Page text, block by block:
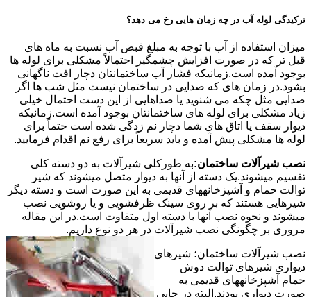
ترکیدگی لوله آب در چه زمان هایی رخ می دهد؟
میزان استفاده از آب با توجه به مبلغ قبض آب نسبت به ماه های
قبل تر که در صورت افزایش چشمگیر احتمالاً مشکلی برای لوله ها
بوجود آمده است.زمانیکه فشار آب ساختمانتان دچار افت ناگهانی
بشود.در زمان های که صدایی در ساختمان نیست مثل شب ها اگر
صدایی مثل چکه می شنوید یا صداهایی از این دست احتمال خیلی
زیاد مشکلی برای لوله های ساختمانتان بوجود آمده است.زمانیکه
دیوار سقف یا اتاق های شما دچار نم زدگی شده است حتماً برای
لوله ها مشکلی پیش آمده و باید سریعاً برای رفع نم اقدام فرمایید.
نصب شیرآلات ساختمان:به طورکلی شیرآلات به دو دسته کلی
تقسیم میشوند.یک دسته از آنها به دیوار متصل میشوند که شیر
توالت حمام و آشپزخانههای قدیمی به این صورت است و دسته دیگر
شیرهایی هستند که بر روی سینک ظرفشویی و یا روشویی نصب
میشوند و نحوه نصب آنها با دسته اول متفاوت است.در این مقاله
مروری بر چگونگی نصب شیرآلات در هر دو نوع داریم.
نصب شیرآلات ساختمان؛ شیرهای
دیواری شیرهای توالت دوش
حمام آشپزخانههای قدیمی به
صورت دیواری بودند.البته در جایی